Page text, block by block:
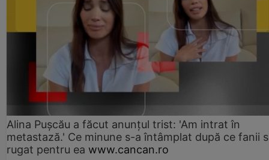
Alina Pușcău a făcut anunțul trist: 'Am intrat în
metastază.' Ce minune s-a întâmplat după ce fanii
rugat pentru ea www.cancan.ro